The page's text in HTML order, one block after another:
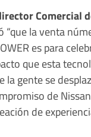
Comercial
“que la venta
es para
que esta
la gente se
de
de